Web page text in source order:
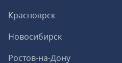
Красноярск
Новосибирск
Ростов-на-Дону